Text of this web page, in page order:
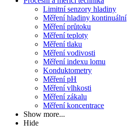
Limitní senzory hladiny
Měření hladiny kontinuální
Měření průtoku
Měření teploty
Měření tlaku
Měření vodivosti
Měření indexu lomu
Konduktometry
Měření pH
Měření vlhkosti
Měření zákalu
Měření koncentrace
Show more...
Hide